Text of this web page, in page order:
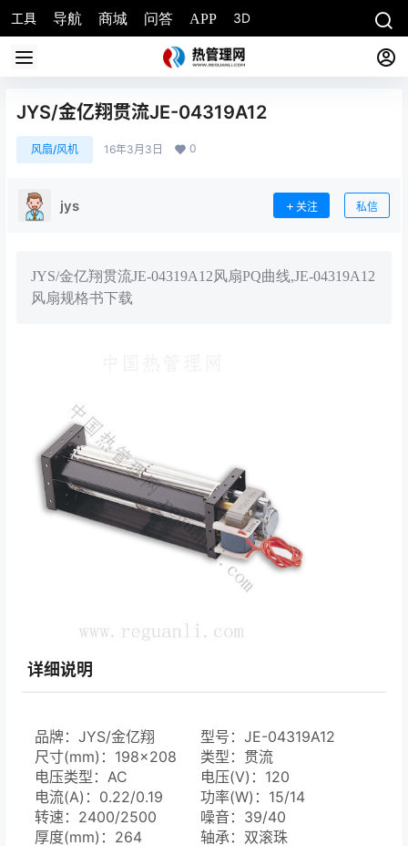
工具 导航 商城 问答 APP 3D
JYS/金亿翔贯流JE-04319A12
风扇/风机 16年3月3日 0
jys 关注 私信
JYS/金亿翔贯流JE-04319A12风扇PQ曲线,JE-04319A12
风扇规格书下载
详细说明
品牌：JYS/金亿翔
型号：JE-04319A12
尺寸(mm)：198×208
类型：贯流
电压类型：AC
电压(V)：120
电流(A)：0.22/0.19
功率(W)：15/14
转速：2400/2500
噪音：39/40
厚度(mm)：264
轴承：双滚珠